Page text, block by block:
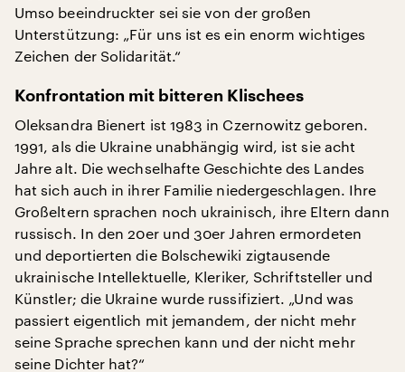
Umso beeindruckter sei sie von der großen
Unterstützung: „Für uns ist es ein enorm wichtiges
Zeichen der Solidarität.“
Konfrontation mit bitteren Klischees
Oleksandra Bienert ist 1983 in Czernowitz geboren.
1991, als die Ukraine unabhängig wird, ist sie acht
Jahre alt. Die wechselhafte Geschichte des Landes
hat sich auch in ihrer Familie niedergeschlagen. Ihre
Großeltern sprachen noch ukrainisch, ihre Eltern dann
russisch. In den 20er und 30er Jahren ermordeten
und deportierten die Bolschewiki zigtausende
ukrainische Intellektuelle, Kleriker, Schriftsteller und
Künstler; die Ukraine wurde russifiziert. „Und was
passiert eigentlich mit jemandem, der nicht mehr
seine Sprache sprechen kann und der nicht mehr
seine Dichter hat?“